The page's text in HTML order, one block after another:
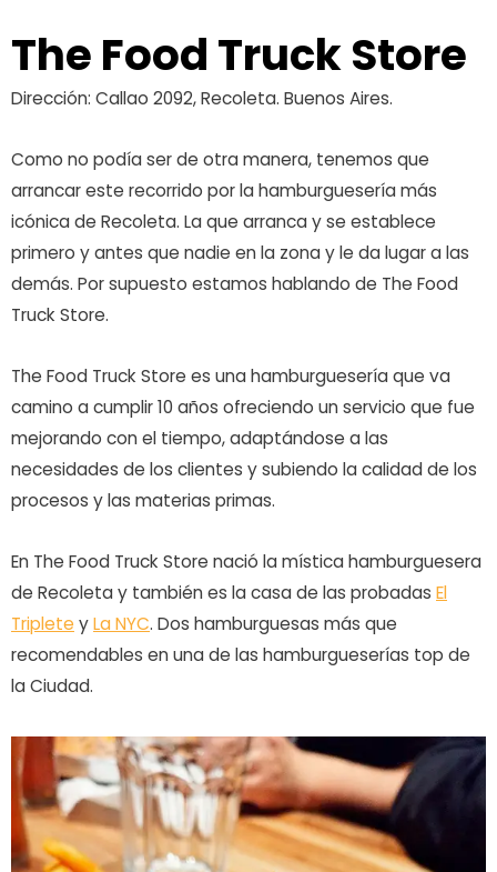
The Food Truck Store
Dirección: Callao 2092, Recoleta. Buenos Aires.
Como no podía ser de otra manera, tenemos que
arrancar este recorrido por la hamburguesería más
icónica de Recoleta. La que arranca y se establece
primero y antes que nadie en la zona y le da lugar a las
demás. Por supuesto estamos hablando de The Food
Truck Store.
The Food Truck Store es una hamburguesería que va
camino a cumplir 10 años ofreciendo un servicio que fue
mejorando con el tiempo, adaptándose a las
necesidades de los clientes y subiendo la calidad de los
procesos y las materias primas.
En The Food Truck Store nació la mística hamburguesera
de Recoleta y también es la casa de las probadas El
Triplete yLa NYC. Dos hamburguesas más que
recomendables en una de las hamburgueserías top de
la Ciudad.